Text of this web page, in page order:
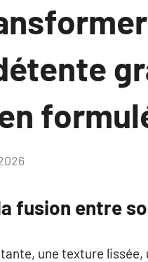
fusion entre
une texture